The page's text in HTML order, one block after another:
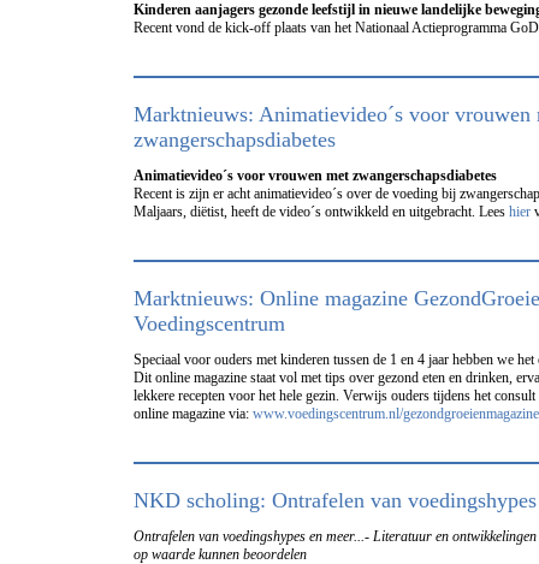
Kinderen aanjagers gezonde leefstijl in nieuwe landelijke
Recent vond de kick-off plaats van het Nationaal Actieprogramma
Marktnieuws: Animatievideo´s voor vrouwen
zwangerschapsdiabetes
Animatievideo´s voor vrouwen met zwangerschapsdiabetes
Recent is zijn er acht animatievideo´s over de voeding bij
Maljaars, diëtist, heeft de video´s ontwikkeld en uitgebracht. Lees hier
Marktnieuws: Online magazine
Voedingscentrum
Speciaal voor ouders met kinderen tussen de 1 en 4 jaar hebben we
Dit online magazine staat vol met tips over gezond eten en drinken,
lekkere recepten voor het hele gezin. Verwijs ouders tijdens het
online magazine via: www.voedingscentrum.nl/gezondgroeienmagazine
NKD scholing: Ontrafelen van
Ontrafelen van voedingshypes en meer...- Literatuur en
op waarde kunnen beoordelen